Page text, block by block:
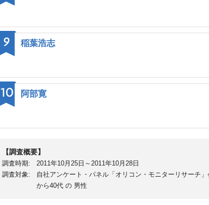
稲葉浩志
9
阿部寛
10
【調査概要】
調査時期:
2011年10月25日～2011年10月28日
調査対象:
自社アンケート・パネル「オリコン・モニターリサーチ
から40代 の 男性